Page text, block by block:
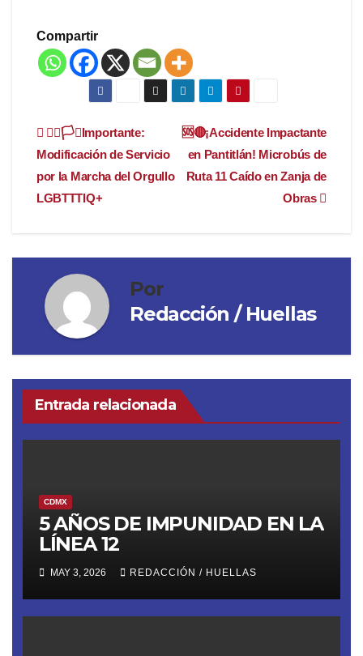
Compartir
Navegación
de
entradas
🆘🔴¡Accidente Impactante
en Pantitlán! Microbús de
Ruta 11 Caído en Zanja de
Obras
🏳️‍🌈🏳️‍⚧️Importante:
Modificación de Servicio
por la Marcha del Orgullo
LGBTTTIQ+
Por
Redacción / Huellas
Entrada relacionada
CDMX
5 AÑOS DE IMPUNIDAD EN LA
LÍNEA 12
MAY 3, 2026 REDACCIÓN / HUELLAS